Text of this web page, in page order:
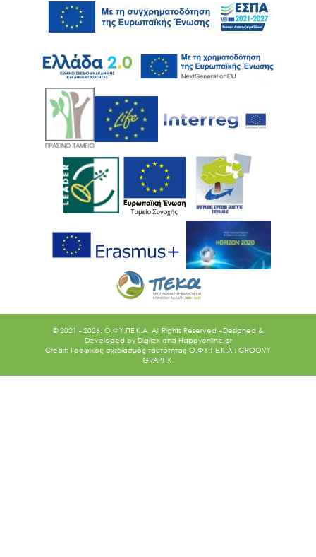
© 2021 - 2026. O.ΦΥ.ΠΕ.Κ.Α. All Rights Reserved - Designed &
Developed by Digilex and Happyonline.gr
Credit: Γραφικός σχεδιασμός ταυτότητας Ο.ΦΥ.ΠΕ.Κ.Α.: GROOVY
GRAPHX.